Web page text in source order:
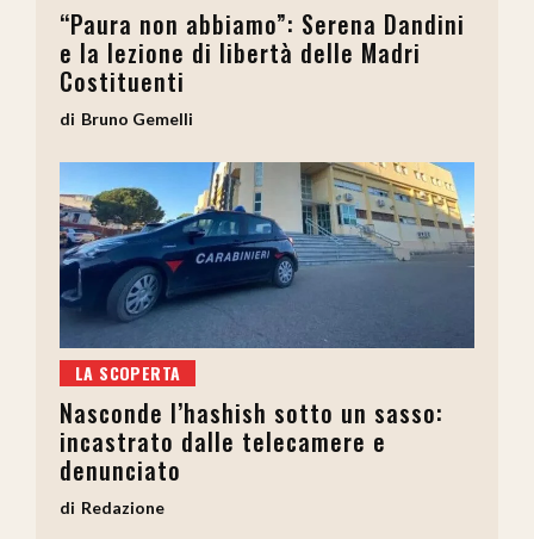
“Paura non abbiamo”: Serena Dandini
e la lezione di libertà delle Madri
Costituenti
Bruno Gemelli
LA SCOPERTA
Nasconde l’hashish sotto un sasso:
incastrato dalle telecamere e
denunciato
Redazione